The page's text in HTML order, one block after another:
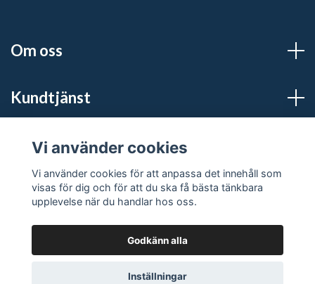
Om oss
Kundtjänst
Sociala medier
© 2026 S:t Pers GuldPowered by Quickbutik
Vi använder cookies
Vi använder cookies för att anpassa det innehåll som
visas för dig och för att du ska få bästa tänkbara
upplevelse när du handlar hos oss.
Godkänn alla
Inställningar